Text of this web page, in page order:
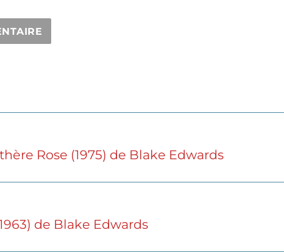
Rose (1975) de Blake Edwards
de Blake Edwards